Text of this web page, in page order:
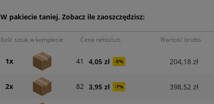
W pakiecie taniej. Zobacz ile zaoszczędzisz:
Ilość sztuk w komplecie Cena netto/szt. Wartość brutto
1x 41 4,05 zł -5% 204,18 zł
2x 82 3,95 zł -7% 398,52 zł